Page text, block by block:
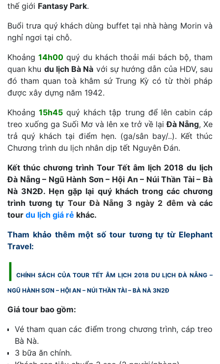
thế giới Fantasy Park.
Buổi trưa quý khách dùng buffet tại nhà hàng Morin và
nghỉ ngơi tại chỗ.
Khoảng 14h00 quý du khách thoải mái bách bộ, tham
quan khu du lịch Bà Nà với sự hướng dẫn của HDV, sau
đó tham quan toà khâm sứ Trung Kỳ có từ thời pháp
được xây dựng năm 1942.
Khoảng15h45 quý khách tập trung để lên cabin cáp
treo xuống ga Suối Mơ và lên xe trở về lạiĐà Nẵng, Xe
trả quý khách tại điểm hẹn. (ga/sân bay/..). Kết thúc
Chương trình du lịch nhân dịp tết Nguyên Đán.
Kết thúc chương trình Tour Tết âm lịch 2018 du lịch
Đà Nẵng – Ngũ Hành Sơn – Hội An – Núi Thần Tài – Bà
Nà 3N2Đ. Hẹn gặp lại quý khách trong các chương
trình tương tự Tour Đà Nẵng 3 ngày 2 đêm và các
tour du lịch giá rẻ khác.
Tham khảo thêm một số tour tương tự từ Elephant
Travel:
CHÍNH SÁCH CỦA TOUR TẾT ÂM LỊCH 2018 DU LỊCH ĐÀ NẴNG –
NGŨ HÀNH SƠN – HỘI AN – NÚI THẦN TÀI – BÀ NÀ 3N2Đ
Giá tour bao gồm:
Vé tham quan các điểm trong chương trình, cáp treo
Bà Nà.
3 bữa ăn chính.